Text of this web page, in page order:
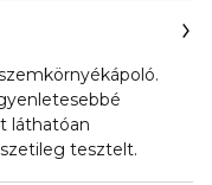
láthatóan
tesztelt.